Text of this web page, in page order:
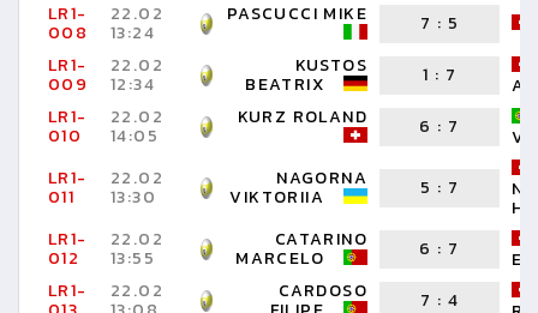
LR1-
008
22.02
13:24
PASCUCCI MIKE 7 : 5
LR1-
009
22.02
12:34
KUSTOS
BEATRIX 1 : 7
LR1-
010
22.02
14:05
KURZ ROLAND 6 : 7
LR1-
011
22.02
13:30
NAGORNA
VIKTORIIA 5 : 7
LR1-
012
22.02
13:55
CATARINO
MARCELO 6 : 7
LR1-
22.02 CARDOSO 7 : 4